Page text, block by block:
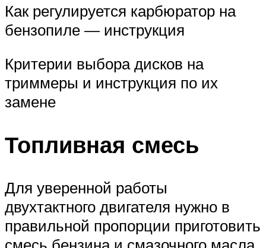
Как регулируется карбюратор на
бензопиле — инструкция
Критерии выбора дисков на
триммеры и инструкция по их
замене
Топливная смесь
Для уверенной работы
двухтактного двигателя нужно в
правильной пропорции приготовить